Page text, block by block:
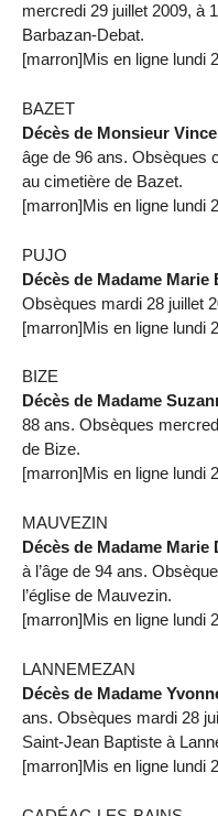
mercredi 29 juillet 2009, à
Barbazan-Debat.
[marron]Mis en ligne lundi
BAZET
Décès de Monsieur
âge de 96 ans. Obsèques
au cimetière de Bazet.
[marron]Mis en ligne lundi
PUJO
Décès de Madame Marie
Obsèques mardi 28 juillet
[marron]Mis en ligne lundi
BIZE
Décès de Madame
88 ans. Obsèques
de Bize.
[marron]Mis en ligne lundi
MAUVEZIN
Décès de Madame Marie
à l’âge de 94 ans.
l’église de Mauvezin.
[marron]Mis en ligne lundi
LANNEMEZAN
Décès de Madame
ans. Obsèques mardi 28
Saint-Jean Baptiste à
[marron]Mis en ligne lundi